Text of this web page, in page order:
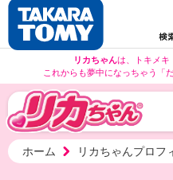
検
リカちゃんは、トキメキ
これからも夢中になっちゃう「
ホーム リカちゃんプロフ